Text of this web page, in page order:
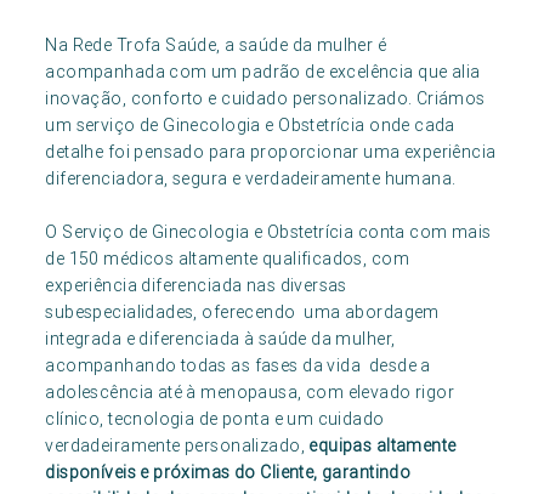
Na Rede Trofa Saúde, a saúde da mulher é
acompanhada com um padrão de excelência que alia
inovação, conforto e cuidado personalizado. Criámos
um serviço de Ginecologia e Obstetrícia onde cada
detalhe foi pensado para proporcionar uma experiência
diferenciadora, segura e verdadeiramente humana.
O Serviço de Ginecologia e Obstetrícia conta com mais
de 150 médicos altamente qualificados, com
experiência diferenciada nas diversas
subespecialidades, oferecendo uma abordagem
integrada e diferenciada à saúde da mulher,
acompanhando todas as fases da vida desde a
adolescência até à menopausa, com elevado rigor
clínico, tecnologia de ponta e um cuidado
verdadeiramente personalizado, equipas altamente
disponíveis e próximas do Cliente, garantindo